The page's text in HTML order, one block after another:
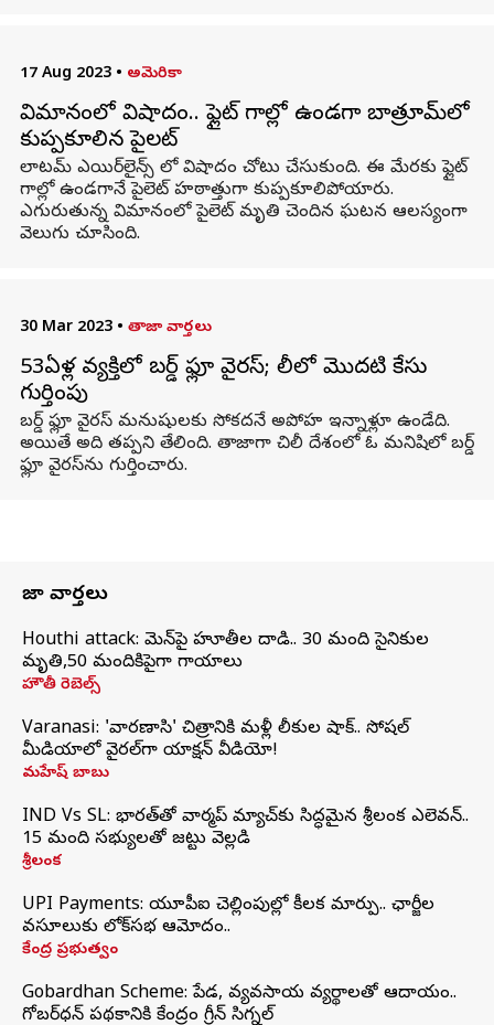
17 Aug 2023 • అమెరికా
విమానంలో విషాదం.. ఫ్లైట్ గాల్లో ఉండగా బాత్రూమ్‌లో
కుప్పకూలిన పైలట్‌
లాటమ్‌ ఎయిర్‌లైన్స్‌ లో విషాదం చోటు చేసుకుంది. ఈ మేరకు ఫ్లైట్
గాల్లో ఉండగానే పైలెట్ హఠాత్తుగా కుప్పకూలిపోయారు.
ఎగురుతున్న విమానంలో పైలెట్ మృతి చెందిన ఘటన ఆలస్యంగా
వెలుగు చూసింది.
30 Mar 2023 • తాజా వార్తలు
53ఏళ్ల వ్యక్తిలో బర్డ్ ఫ్లూ వైరస్; చిలీలో మొదటి కేసు
గుర్తింపు
బర్డ్ ఫ్లూ వైరస్ మనుషులకు సోకదనే అపోహ ఇన్నాళ్లూ ఉండేది.
అయితే అది తప్పని తేలింది. తాజాగా చిలీ దేశంలో ఓ మనిషిలో బర్డ్
ఫ్లూ వైరస్‌ను గుర్తించారు.
తాజా వార్తలు
Houthi attack: యెమెన్‌పై హూతీల దాడి.. 30 మంది సైనికుల
మృతి,50 మందికిపైగా గాయాలు
హౌతీ రెబెల్స్
Varanasi: 'వారణాసి' చిత్రానికి మళ్లీ లీకుల షాక్.. సోషల్
మీడియాలో వైరల్‌గా యాక్షన్ వీడియో!
మహేష్ బాబు
IND Vs SL: భారత్‌తో వార్మప్‌ మ్యాచ్‌కు సిద్ధమైన శ్రీలంక ఎలెవన్..
15 మంది సభ్యులతో జట్టు వెల్లడి
శ్రీలంక
UPI Payments: యూపీఐ చెల్లింపుల్లో కీలక మార్పు.. ఛార్జీల
వసూలుకు లోక్‌సభ ఆమోదం..
కేంద్ర ప్రభుత్వం
Gobardhan Scheme: పేడ, వ్యవసాయ వ్యర్థాలతో ఆదాయం..
గోబర్‌ధన్ పథకానికి కేంద్రం గ్రీన్ సిగ్నల్